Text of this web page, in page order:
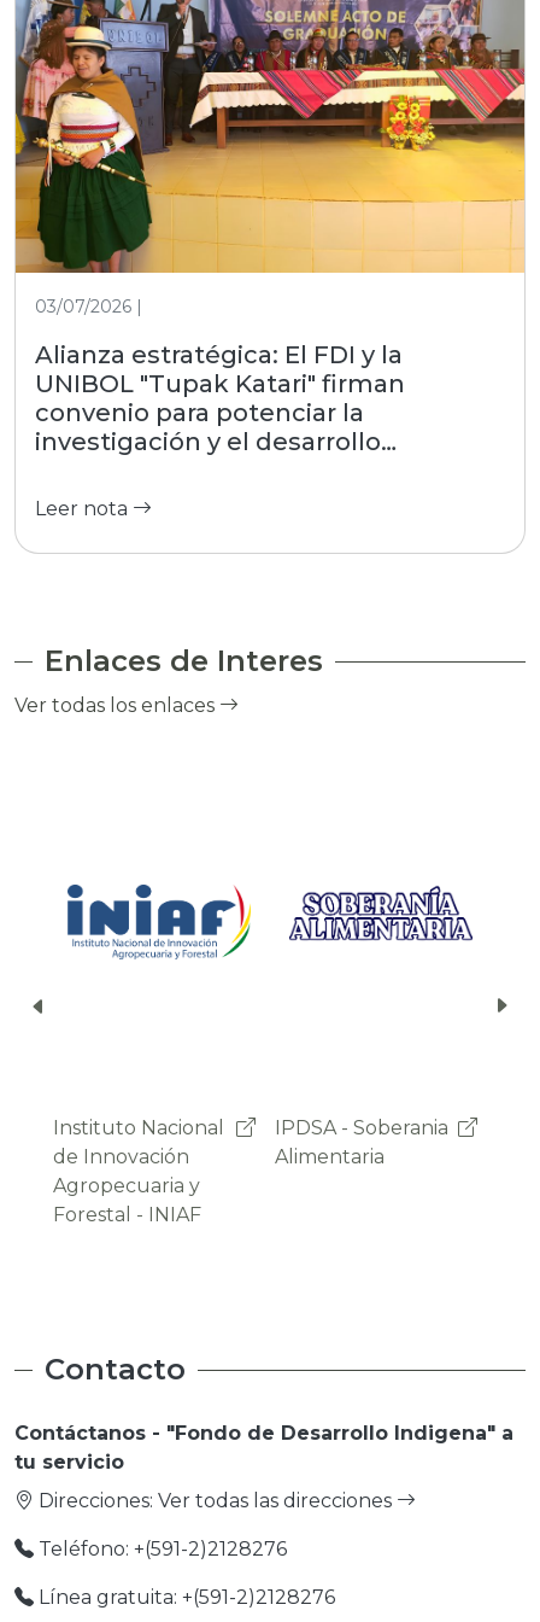
03/07/2026 |
Alianza estratégica: El FDI y la
UNIBOL "Tupak Katari" firman
convenio para potenciar la
investigación y el desarrollo
Leer nota
Enlaces de Interes
Ver todas los enlaces
IPDSA - Soberania
Alimentaria
OAP -
Observatorio
Contacto
Contáctanos - "Fondo de Desarrollo Indigena" a
tu servicio
Direcciones: Ver todas las direcciones
Teléfono: +(591-2)2128276
Línea gratuita: +(591-2)2128276